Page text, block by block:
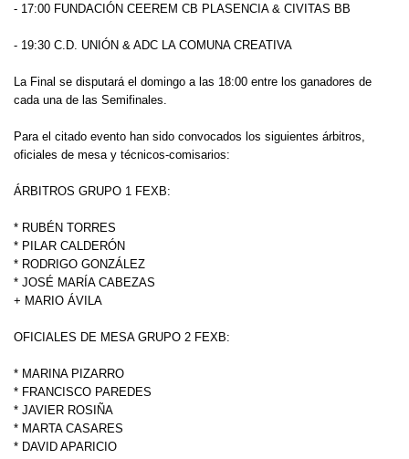
- 17:00 FUNDACIÓN CEEREM CB PLASENCIA & CIVITAS BB
- 19:30 C.D. UNIÓN & ADC LA COMUNA CREATIVA
La Final se disputará el domingo a las 18:00 entre los ganadores de
cada una de las Semifinales.
Para el citado evento han sido convocados los siguientes árbitros,
oficiales de mesa y técnicos-comisarios:
ÁRBITROS GRUPO 1 FEXB:
* RUBÉN TORRES
* PILAR CALDERÓN
* RODRIGO GONZÁLEZ
* JOSÉ MARÍA CABEZAS
+ MARIO ÁVILA
OFICIALES DE MESA GRUPO 2 FEXB:
* MARINA PIZARRO
* FRANCISCO PAREDES
* JAVIER ROSIÑA
* MARTA CASARES
* DAVID APARICIO